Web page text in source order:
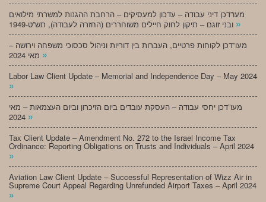
מעו”דכן דיני עבודה – עדכון למעסיקים – הרחבת ההגנות למשרתי מילואים
»
מעו”דכן לקוחות פרטיים, העברות בין דוריות וניהול סכסוכי משפחה וירושה –
»
Labor Law Client Update – Memorial and Independence Day – May 2024
»
מעו”דכן יחסי עבודה – העסקת עובדים ביום הזיכרון וביום העצמאות – מאי
»
Tax Client Update – Amendment No. 272 to the Israel Income Tax
Ordinance: Reporting Obligations on Trusts and Individuals – April 2024
»
Aviation Law Client Update – Successful Representation of Wizz Air in
Supreme Court Appeal Regarding Unrefunded Airport Taxes – April 2024
»